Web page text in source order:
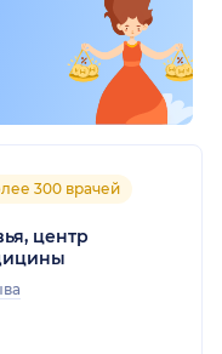
300 врачей
центр